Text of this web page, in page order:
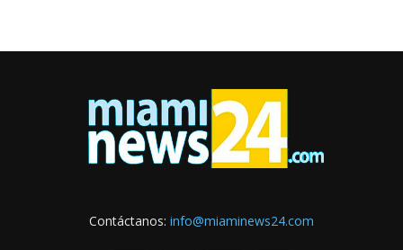
Contáctanos: info@miaminews24.com